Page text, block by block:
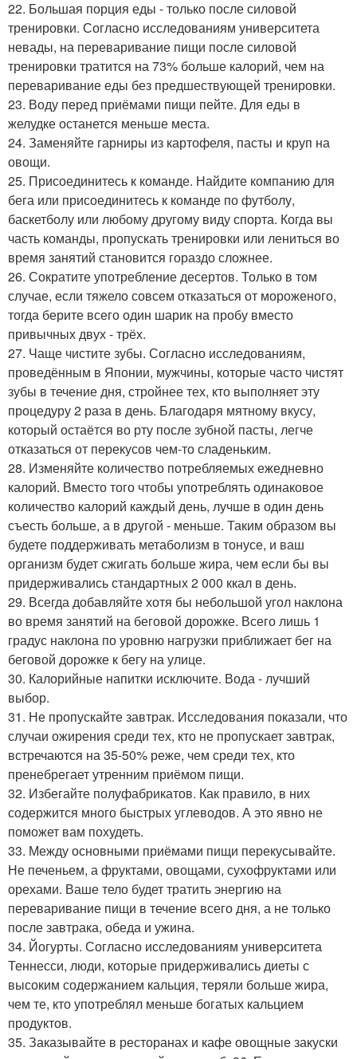
22. Большая порция еды - только после силовой
тренировки. Согласно исследованиям университета
невады, на переваривание пищи после силовой
тренировки тратится на 73% больше калорий, чем на
переваривание еды без предшествующей тренировки.
23. Воду перед приёмами пищи пейте. Для еды в
желудке останется меньше места.
24. Заменяйте гарниры из картофеля, пасты и круп на
овощи.
25. Присоединитесь к команде. Найдите компанию для
бега или присоединитесь к команде по футболу,
баскетболу или любому другому виду спорта. Когда вы
часть команды, пропускать тренировки или лениться во
время занятий становится гораздо сложнее.
26. Сократите употребление десертов. Только в том
случае, если тяжело совсем отказаться от мороженого,
тогда берите всего один шарик на пробу вместо
привычных двух - трёх.
27. Чаще чистите зубы. Согласно исследованиям,
проведённым в Японии, мужчины, которые часто чистят
зубы в течение дня, стройнее тех, кто выполняет эту
процедуру 2 раза в день. Благодаря мятному вкусу,
который остаётся во рту после зубной пасты, легче
отказаться от перекусов чем-то сладеньким.
28. Изменяйте количество потребляемых ежедневно
калорий. Вместо того чтобы употреблять одинаковое
количество калорий каждый день, лучше в один день
съесть больше, а в другой - меньше. Таким образом вы
будете поддерживать метаболизм в тонусе, и ваш
организм будет сжигать больше жира, чем если бы вы
придерживались стандартных 2 000 ккал в день.
29. Всегда добавляйте хотя бы небольшой угол наклона
во время занятий на беговой дорожке. Всего лишь 1
градус наклона по уровню нагрузки приближает бег на
беговой дорожке к бегу на улице.
30. Калорийные напитки исключите. Вода - лучший
выбор.
31. Не пропускайте завтрак. Исследования показали, что
случаи ожирения среди тех, кто не пропускает завтрак,
встречаются на 35-50% реже, чем среди тех, кто
пренебрегает утренним приёмом пищи.
32. Избегайте полуфабрикатов. Как правило, в них
содержится много быстрых углеводов. А это явно не
поможет вам похудеть.
33. Между основными приёмами пищи перекусывайте.
Не печеньем, а фруктами, овощами, сухофруктами или
орехами. Ваше тело будет тратить энергию на
переваривание пищи в течение всего дня, а не только
после завтрака, обеда и ужина.
34. Йогурты. Согласно исследованиям университета
Теннесси, люди, которые придерживались диеты с
высоким содержанием кальция, теряли больше жира,
чем те, кто употреблял меньше богатых кальцием
продуктов.
35. Заказывайте в ресторанах и кафе овощные закуски